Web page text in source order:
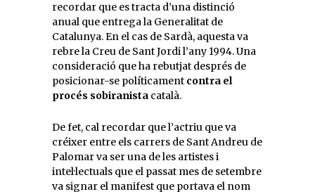
recordar que es tracta d’una distinció
anual que entrega la Generalitat de
Catalunya. En el cas de Sardà, aquesta va
rebre la Creu de Sant Jordi l’any 1994. Una
consideració que ha rebutjat després de
posicionar-se políticament contra el
procés sobiranista català.
De fet, cal recordar que l’actriu que va
créixer entre els carrers de Sant Andreu de
Palomar va ser una de les artistes i
intel·lectuals que el passat mes de setembre
va signar el manifest que portava el nom